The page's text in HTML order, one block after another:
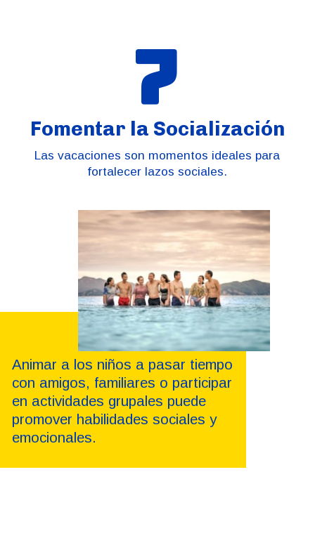
7
Fomentar la Socialización
Las vacaciones son momentos ideales para
fortalecer lazos sociales.
Animar a los niños a pasar tiempo
con amigos, familiares o participar
en actividades grupales puede
promover habilidades sociales y
emocionales.